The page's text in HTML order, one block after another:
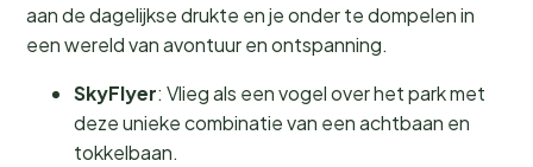
aan de dagelijkse drukte en je onder te dompelen in
een wereld van avontuur en ontspanning.
SkyFlyer: Vlieg als een vogel over het park met
deze unieke combinatie van een achtbaan en
tokkelbaan.